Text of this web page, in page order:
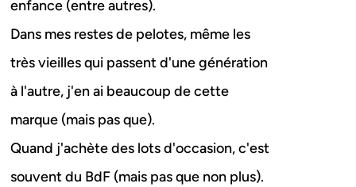
enfance (entre autres).
Dans mes restes de pelotes, même les
très vieilles qui passent d'une génération
à l'autre, j'en ai beaucoup de cette
marque (mais pas que).
Quand j'achète des lots d'occasion, c'est
souvent du BdF (mais pas que non plus).